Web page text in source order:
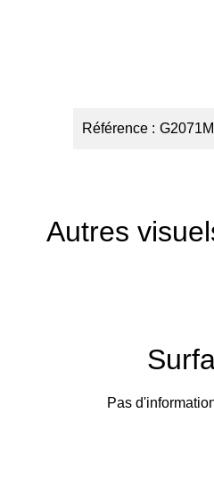
Référence
Autres
Pas